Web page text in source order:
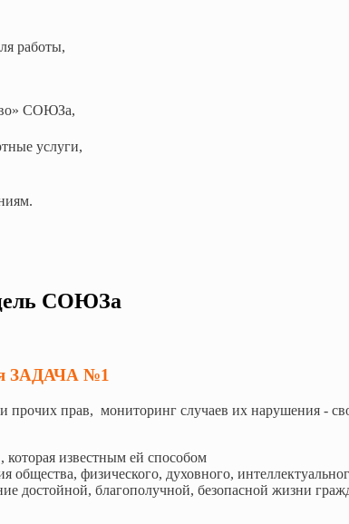
работы,
СОЮЗа,
услуги,
СОЮЗа
ЗАДАЧА №1
прав, мониторинг случаев их нарушения -
которая известным ей способом
общества, физического, духовного,
достойной, благополучной, безопасной жизни